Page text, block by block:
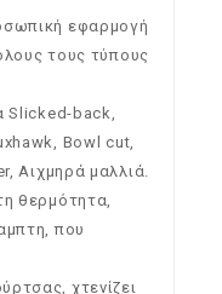
εφαρμογή
τους τύπους
Slicked-back,
Bowl cut,
Αιχμηρά μαλλιά.
θερμότητα,
που
χτενίζει